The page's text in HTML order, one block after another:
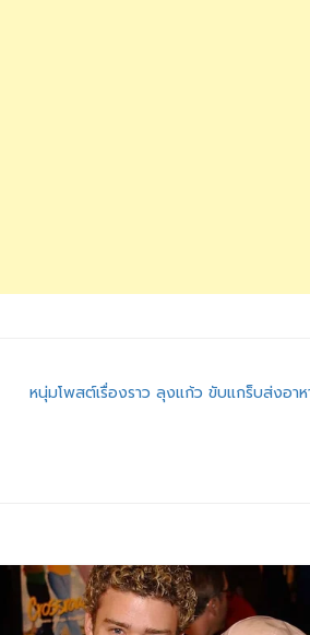
แนะแนว
หนุ่มโพสต์เรื่องราว ลุงแก้ว ขับแกร็บส่งอา